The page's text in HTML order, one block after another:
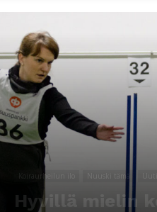
Koiraurheilun ilo Nuuski tämä
Hyvillä mielin